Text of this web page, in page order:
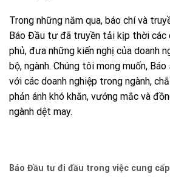
Trong những năm qua, báo chí và
Báo Đầu tư đã truyền tải kịp thời các
phủ, đưa những kiến nghị của doanh
bộ, ngành. Chúng tôi mong muốn,
với các doanh nghiệp trong ngành,
phản ánh khó khăn, vướng mắc và
ngành dệt may.
Báo Đầu tư đi đầu trong việc cung